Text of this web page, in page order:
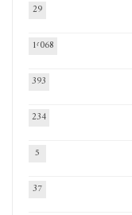
29
1٬068
393
234
5
37